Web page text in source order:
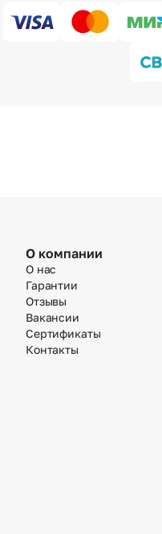
О компании
О нас
Гарантии
Отзывы
Вакансии
Сертификаты
Контакты